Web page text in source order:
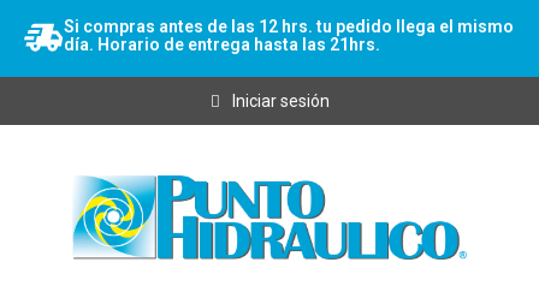
Si compras antes de las 12 hrs. tu pedido llega el mismo
día. Horario de entrega hasta las 21hrs.
Iniciar sesión